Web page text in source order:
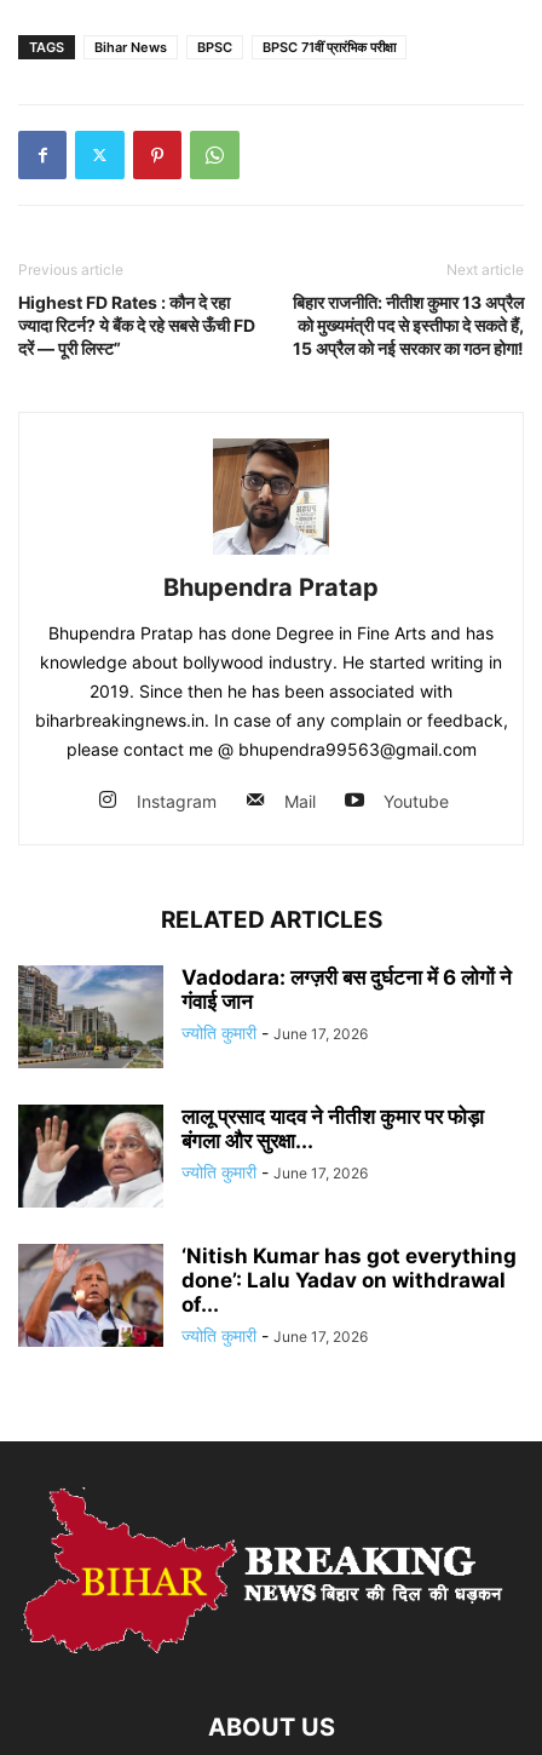
TAGS Bihar News BPSC BPSC 71वीं प्रारंभिक परीक्षा
Previous article
Highest FD Rates : कौन दे रहा
ज्यादा रिटर्न? ये बैंक दे रहे सबसे ऊँची FD
दरें — पूरी लिस्ट”
Next article
बिहार राजनीति: नीतीश कुमार 13 अप्रैल
को मुख्यमंत्री पद से इस्तीफा दे सकते हैं,
15 अप्रैल को नई सरकार का गठन होगा!
Bhupendra Pratap
Bhupendra Pratap has done Degree in Fine Arts and has
knowledge about bollywood industry. He started writing in
2019. Since then he has been associated with
biharbreakingnews.in. In case of any complain or feedback,
please contact me @ bhupendra99563@gmail.com
Instagram Mail Youtube
RELATED ARTICLES
Vadodara: लग्ज़री बस दुर्घटना में 6 लोगों ने
गंवाई जान
ज्योति कुमारी - June 17, 2026
लालू प्रसाद यादव ने नीतीश कुमार पर फोड़ा
बंगला और सुरक्षा...
ज्योति कुमारी - June 17, 2026
‘Nitish Kumar has got everything
done’: Lalu Yadav on withdrawal
of...
ज्योति कुमारी - June 17, 2026
ABOUT US